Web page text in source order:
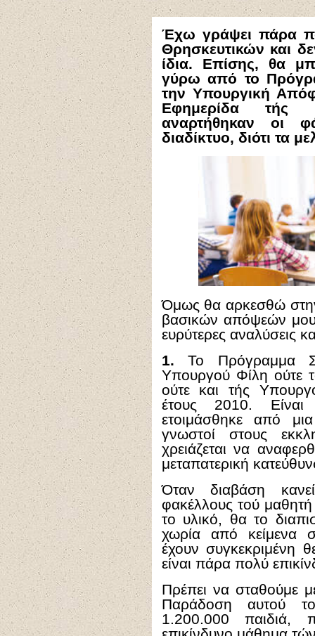
Έχω γράψει πάρα
Θρησκευτικών και
ίδια. Επίσης, θα
γύρω από το
την Υπουργική
Εφημερίδα τής
αναρτήθηκαν οι
διαδίκτυο, διότι τα
Όμως θα αρκεσθώ
βασικών απόψεών
ευρύτερες αναλύσεις
1.Το Πρόγραμμα
Υπουργού Φίλη ούτε
ούτε και τής
έτους 2010.
ετοιμάσθηκε από
γνωστοί στους
χρειάζεται να
μεταπατερική
Όταν διαβάση
φακέλλους τού
το υλικό, θα το
χωρία από κείμενα
έχουν συγκεκριμένη
είναι πάρα πολύ
Πρέπει να σταθούμε
Παράδοση αυτού
1.200.000 παιδιά,